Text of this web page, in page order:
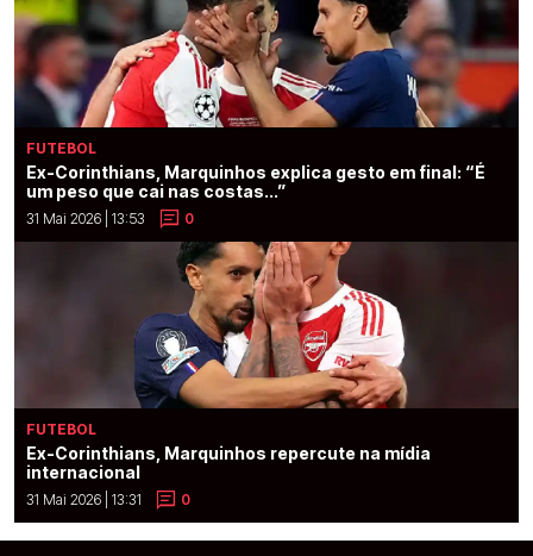
FUTEBOL
Ex-Corinthians, Marquinhos explica gesto em final: “É
um peso que cai nas costas...”
31 Mai 2026 | 13:53 0
FUTEBOL
Ex-Corinthians, Marquinhos repercute na mídia
internacional
31 Mai 2026 | 13:31 0